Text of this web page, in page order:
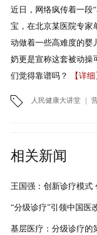
近日，网络疯传着一段
宝，在北京某医院专家
动做着一些高难度的婴
奶更是宣称这套被动操
们觉得靠谱吗？
【详细
人民健康大讲堂 |
相关新闻
王国强：创新诊疗模式
“分级诊疗”引领中国医
基层医疗：分级诊疗的